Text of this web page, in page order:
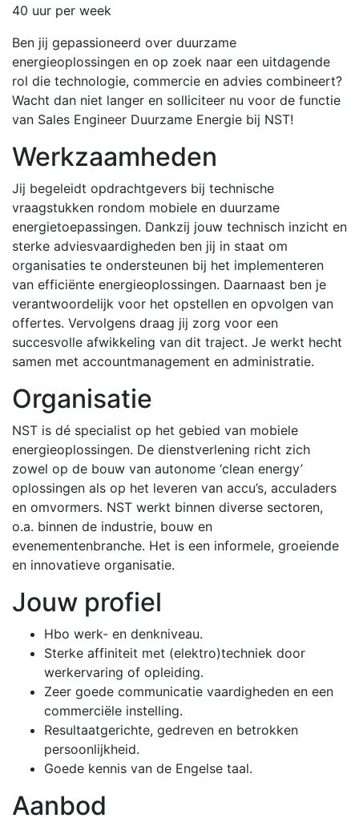
40 uur per week
Ben jij gepassioneerd over duurzame
energieoplossingen en op zoek naar een uitdagende
rol die technologie, commercie en advies combineert?
Wacht dan niet langer en solliciteer nu voor de functie
van Sales Engineer Duurzame Energie bij NST!
Werkzaamheden
Jij begeleidt opdrachtgevers bij technische
vraagstukken rondom mobiele en duurzame
energietoepassingen. Dankzij jouw technisch inzicht en
sterke adviesvaardigheden ben jij in staat om
organisaties te ondersteunen bij het implementeren
van efficiënte energieoplossingen. Daarnaast ben je
verantwoordelijk voor het opstellen en opvolgen van
offertes. Vervolgens draag jij zorg voor een
succesvolle afwikkeling van dit traject. Je werkt hecht
samen met accountmanagement en administratie.
Organisatie
NST is dé specialist op het gebied van mobiele
energieoplossingen. De dienstverlening richt zich
zowel op de bouw van autonome ‘clean energy’
oplossingen als op het leveren van accu’s, acculaders
en omvormers. NST werkt binnen diverse sectoren,
o.a. binnen de industrie, bouw en
evenementenbranche. Het is een informele, groeiende
en innovatieve organisatie.
Jouw profiel
Hbo werk- en denkniveau.
Sterke affiniteit met (elektro)techniek door
werkervaring of opleiding.
Zeer goede communicatie vaardigheden en een
commerciële instelling.
Resultaatgerichte, gedreven en betrokken
persoonlijkheid.
Goede kennis van de Engelse taal.
Aanbod